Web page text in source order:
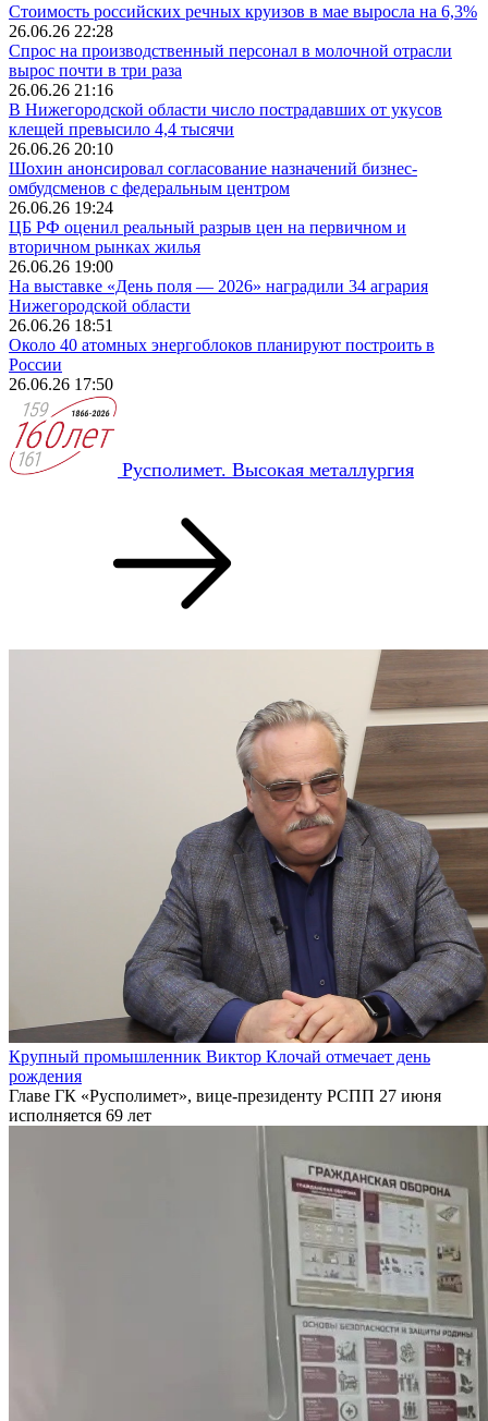
Стоимость российских речных круизов в мае выросла на 6,3%
26.06.26 22:28
Спрос на производственный персонал в молочной отрасли
вырос почти в три раза
26.06.26 21:16
В Нижегородской области число пострадавших от укусов
клещей превысило 4,4 тысячи
26.06.26 20:10
Шохин анонсировал согласование назначений бизнес-
омбудсменов с федеральным центром
26.06.26 19:24
ЦБ РФ оценил реальный разрыв цен на первичном и
вторичном рынках жилья
26.06.26 19:00
На выставке «День поля — 2026» наградили 34 агрария
Нижегородской области
26.06.26 18:51
Около 40 атомных энергоблоков планируют построить в
России
26.06.26 17:50
Русполимет. Высокая металлургия
Крупный промышленник Виктор Клочай отмечает день
рождения
Главе ГК «Русполимет», вице-президенту РСПП 27 июня
исполняется 69 лет